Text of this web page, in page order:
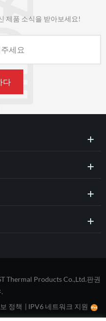
제품 소식을 받아보세요!
Thermal Products Co.,Ltd.판권
정책 | IPV6 네트워크 지원